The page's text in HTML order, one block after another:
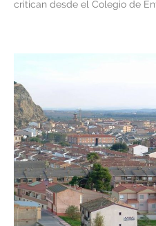
critican desde el Colegio de